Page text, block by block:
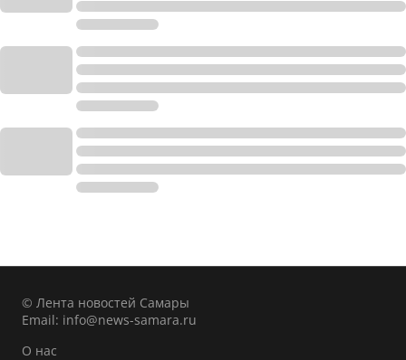
© Лента новостей Самары
Email: info@news-samara.ru
О нас